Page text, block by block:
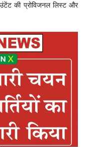
की प्रोविजनल लिस्ट और